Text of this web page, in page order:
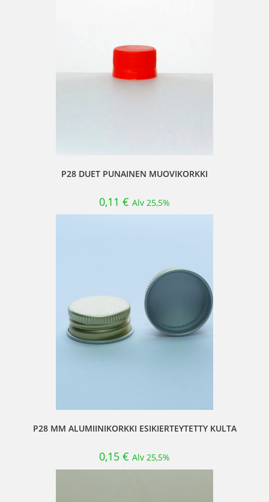
P28 DUET PUNAINEN MUOVIKORKKI
0,11 € Alv 25,5%
P28 MM ALUMIINIKORKKI ESIKIERTEYTETTY KULTA
0,15 € Alv 25,5%